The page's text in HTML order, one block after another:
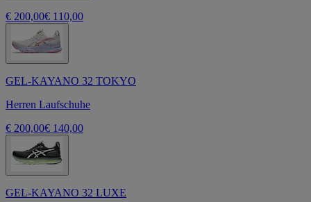
€ 200,00€ 110,00
GEL-KAYANO 32 TOKYO
Herren Laufschuhe
€ 200,00€ 140,00
GEL-KAYANO 32 LUXE